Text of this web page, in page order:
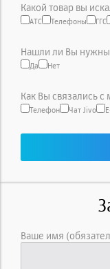
Какой товар вы
АТС Телефоны ГГС
Нашли ли Вы
Да Нет
Как Вы связались
Телефон Чат Jivo
Ваше имя